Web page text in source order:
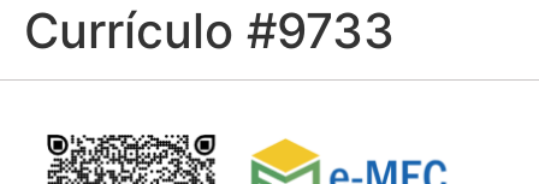
Currículo #9733